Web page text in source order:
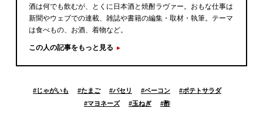
酒は何でも飲むが、とくに日本酒と焼酎ラヴァー。おもな仕事は
新聞やウェブでの連載、雑誌や書籍の編集・取材・執筆。テーマ
は食べもの、お酒、着物など。
この人の記事をもっと見る
#じゃがいも #たまご #パセリ #ベーコン #ポテトサラダ
#マヨネーズ #玉ねぎ #酢